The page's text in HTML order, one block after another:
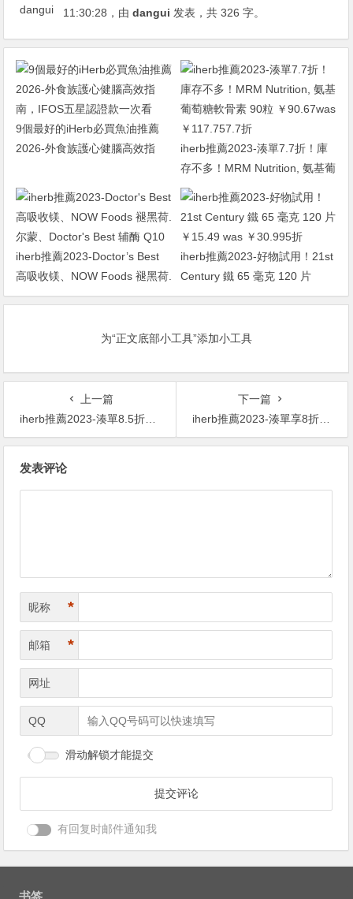
11:30:28 ，由dangui 发表，共 326 字。
9個最好的iHerb必買魚油推薦
2026-外食族護心健腦高效指
iherb推薦2023-湊單7.7折！庫
存不多！MRM Nutrition, 氨基葡
萄糖軟骨素 90粒 ￥90.67was
iherb推薦2023-Doctor’s Best
高吸收镁、NOW Foods 褪黑荷.
尔蒙、Doctor’s Best 辅酶 Q10
iherb推薦2023-好物試用！21st
Century 鐵 65 毫克 120 片
￥15.49 was ￥30.995折
为“正文底部小工具”添加小工具
上一篇
iherb推薦2023-湊單8.5折！21st Century 檸檬酸鋅 50mg 60 片 ￥15.69
下一篇
iherb推薦2023-湊單享8折！Life Extension 吡咯喹啉醌膠囊 10毫克 30粒素食膠囊 ￥64.79 was ￥80.998折
发表评论
昵称 *
邮箱 *
网址
QQ
滑动解锁才能提交
有回复时邮件通知我
书签